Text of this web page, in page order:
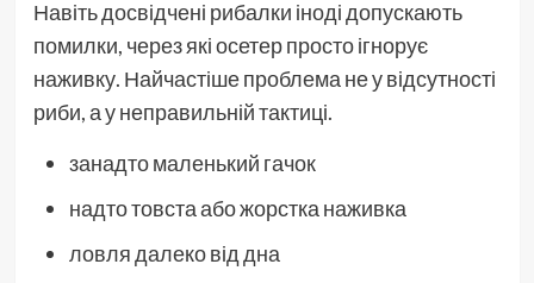
Навіть досвідчені рибалки іноді допускають
помилки, через які осетер просто ігнорує
наживку. Найчастіше проблема не у відсутності
риби, а у неправильній тактиці.
занадто маленький гачок
надто товста або жорстка наживка
ловля далеко від дна